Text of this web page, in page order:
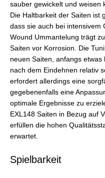
sauber gewickelt und weisen
Die Haltbarkeit der Saiten ist
dass sie auch bei intensivem
Wound Ummantelung trägt
Saiten vor Korrosion. Die
neuen Saiten, anfangs
nach dem Eindehnen relativ
erfordert allerdings eine
gegebenenfalls eine
optimale Ergebnisse zu
EXL148 Saiten in Bezug auf
erfüllen die hohen
erwartet.
Spielbarkeit